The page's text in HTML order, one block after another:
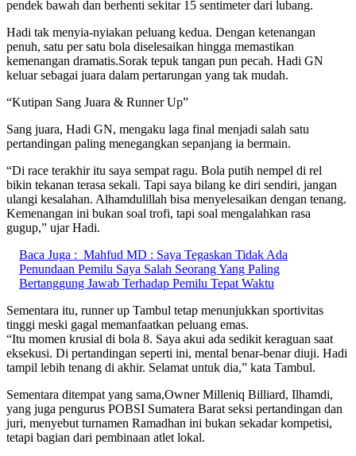
pendek bawah dan berhenti sekitar 15 sentimeter dari lubang.
Hadi tak menyia-nyiakan peluang kedua. Dengan ketenangan
penuh, satu per satu bola diselesaikan hingga memastikan
kemenangan dramatis.Sorak tepuk tangan pun pecah. Hadi GN
keluar sebagai juara dalam pertarungan yang tak mudah.
“Kutipan Sang Juara & Runner Up”
Sang juara, Hadi GN, mengaku laga final menjadi salah satu
pertandingan paling menegangkan sepanjang ia bermain.
“Di race terakhir itu saya sempat ragu. Bola putih nempel di rel
bikin tekanan terasa sekali. Tapi saya bilang ke diri sendiri, jangan
ulangi kesalahan. Alhamdulillah bisa menyelesaikan dengan tenang.
Kemenangan ini bukan soal trofi, tapi soal mengalahkan rasa
gugup,” ujar Hadi.
Baca Juga : Mahfud MD : Saya Tegaskan Tidak Ada
Penundaan Pemilu Saya Salah Seorang Yang Paling
Bertanggung Jawab Terhadap Pemilu Tepat Waktu
Sementara itu, runner up Tambul tetap menunjukkan sportivitas
tinggi meski gagal memanfaatkan peluang emas.
“Itu momen krusial di bola 8. Saya akui ada sedikit keraguan saat
eksekusi. Di pertandingan seperti ini, mental benar-benar diuji. Hadi
tampil lebih tenang di akhir. Selamat untuk dia,” kata Tambul.
Sementara ditempat yang sama,Owner Milleniq Billiard, Ilhamdi,
yang juga pengurus POBSI Sumatera Barat seksi pertandingan dan
juri, menyebut turnamen Ramadhan ini bukan sekadar kompetisi,
tetapi bagian dari pembinaan atlet lokal.